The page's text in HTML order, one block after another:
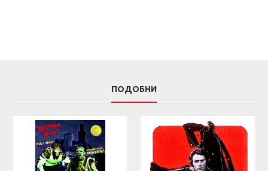
ПОДОБНИ